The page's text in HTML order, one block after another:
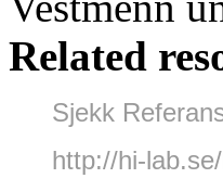
Related
Sjekk
http://hi-